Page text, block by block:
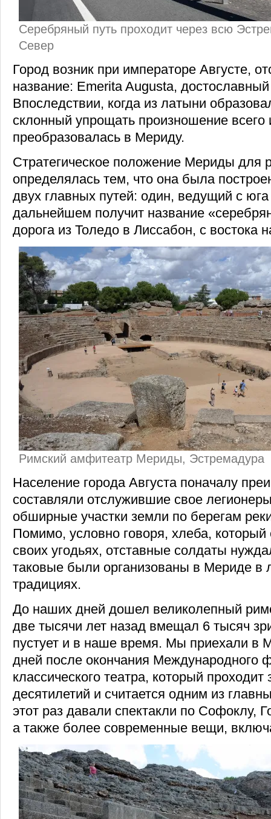
Серебряный путь проходит через всю
Север
Город возник при императоре Августе,
название: Emerita Augusta, достославный
Впоследствии, когда из латыни
склонный упрощать произношение
преобразовалась в Мериду.
Стратегическое положение Мериды для
определялась тем, что она была
двух главных путей: один, ведущий с
дальнейшем получит название
дорога из Толедо в Лиссабон, с востока
Римский амфитеатр Мериды, Эстремадура
Население города Августа поначалу
составляли отслужившие свое
обширные участки земли по берегам
Помимо, условно говоря, хлеба, который
своих угодьях, отставные солдаты
таковые были организованы в Мериде в
традициях.
До наших дней дошел великолепный
две тысячи лет назад вмещал 6 тысяч
пустует и в наше время. Мы приехали в
дней после окончания Международного
классического театра, который
десятилетий и считается одним из
этот раз давали спектакли по Софоклу,
а также более современные вещи,